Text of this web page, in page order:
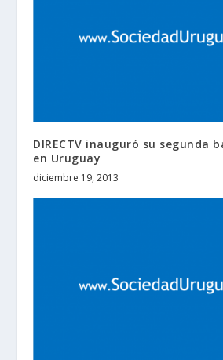
DIRECTV inauguró su segunda
en Uruguay
diciembre 19, 2013